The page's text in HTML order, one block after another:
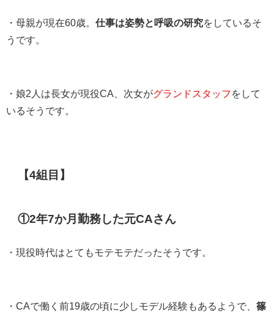
・母親が現在60歳。 仕事は姿勢と呼吸の研究をしているそ
うです。
・娘2人は長女が現役CA、次女がグランドスタッフ をして
いるそうです。
【4組目】
①2年7か月勤務した元CAさん
・現役時代はとてもモテモテだったそうです。
・CAで働く前19歳の頃に少しモデル経験もあるようで、 篠